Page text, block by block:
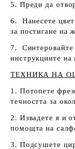
5. Преди да
6. Нанесете
за постигане на
7. Синтеровайте
инструкциите на
ТЕХНИКА НА
1. Потопете
течността за
2. Извадете я и
помощта на
3. Подсушете